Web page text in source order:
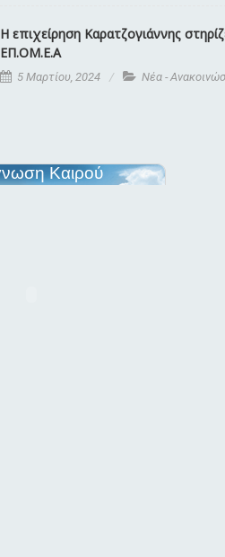
Η επιχείρηση Καρατζογιάννης
ΕΠ.ΟΜ.Ε.Α
5 Μαρτίου, 2024 Νέα -